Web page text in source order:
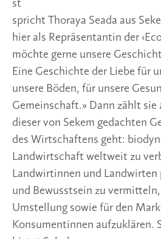
st
spricht Thoraya Seada aus
hier als Repräsentantin der
möchte gerne unsere
Eine Geschichte der Liebe für
unsere Böden, für unsere
Gemeinschaft.» Dann zählt sie
dieser von Sekem gedachten
des Wirtschaftens geht:
Landwirtschaft weltweit zu
Landwirtinnen und Landwirten
und Bewusstsein zu
Umstellung sowie für den
Konsumentinnen aufzuklären.